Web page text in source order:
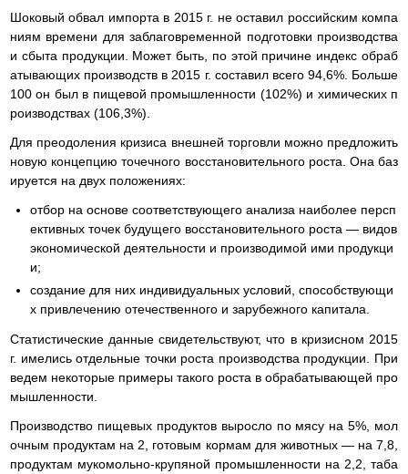
Шоковый обвал импорта в 2015 г. не оставил российским компа
ниям времени для заблаговременной подготовки производства
и сбыта продукции. Может быть, по этой причине индекс обраб
атывающих производств в 2015 г. составил всего 94,6%. Больше
100 он был в пищевой промышленности (102%) и химических п
роизводствах (106,3%).
Для преодоления кризиса внешней торговли можно предложить
новую концепцию точечного восстановительного роста. Она баз
ируется на двух положениях:
отбор на основе соответствующего анализа наиболее персп
ективных точек будущего восстановительного роста — видов
экономической деятельности и производимой ими продукци
и;
создание для них индивидуальных условий, способствующи
х привлечению отечественного и зарубежного капитала.
Статистические данные свидетельствуют, что в кризисном 2015
г. имелись отдельные точки роста производства продукции. При
ведем некоторые примеры такого роста в обрабатывающей про
мышленности.
Производство пищевых продуктов выросло по мясу на 5%, мол
очным продуктам на 2, готовым кормам для животных — на 7,8,
продуктам мукомольно-крупяной промышленности на 2,2, таба